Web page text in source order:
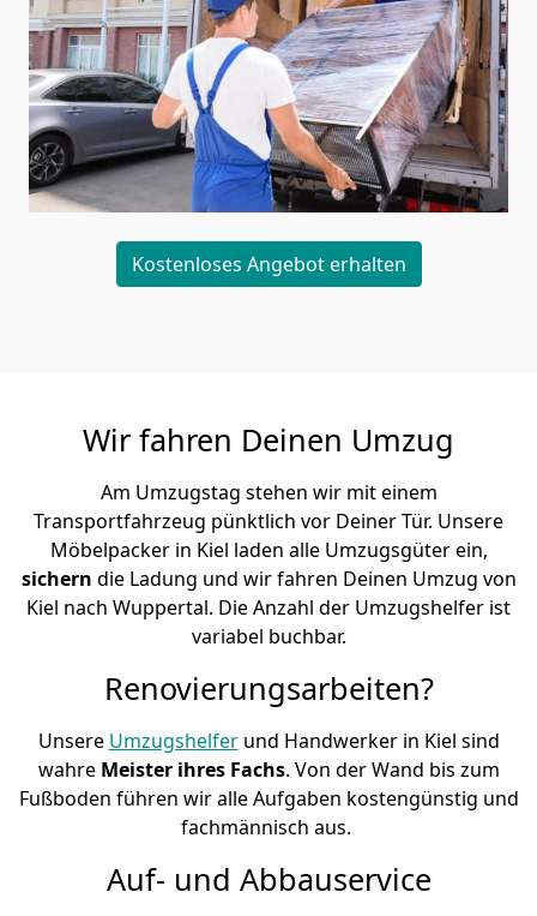
Kostenloses Angebot erhalten
Wir fahren Deinen Umzug
Am Umzugstag stehen wir mit einem
Transportfahrzeug pünktlich vor Deiner Tür. Unsere
Möbelpacker in Kiel laden alle Umzugsgüter ein,
sichern die Ladung und wir fahren Deinen Umzug von
Kiel nach Wuppertal. Die Anzahl der Umzugshelfer ist
variabel buchbar.
Renovierungsarbeiten?
Unsere Umzugshelferund Handwerker in Kiel sind
wahre Meister ihres Fachs. Von der Wand bis zum
Fußboden führen wir alle Aufgaben kostengünstig und
fachmännisch aus.
Auf- und Abbauservice